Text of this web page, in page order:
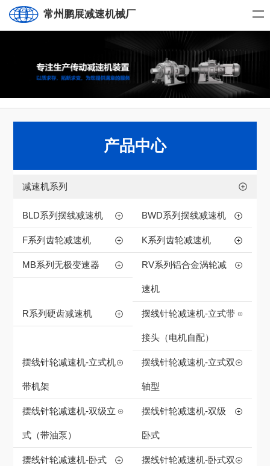
常州鹏展减速机械厂
产品中心
减速机系列
BLD系列摆线减速机 BWD系列摆线减速机
F系列齿轮减速机 K系列齿轮减速机
MB系列无极变速器 RV系列铝合金涡轮减
速机
R系列硬齿减速机 摆线针轮减速机-立式带
接头（电机自配）
摆线针轮减速机-立式机
带机架
摆线针轮减速机-立式双
轴型
摆线针轮减速机-双级立
式（带油泵）
摆线针轮减速机-双级
卧式
摆线针轮减速机-卧式 摆线针轮减速机-卧式双